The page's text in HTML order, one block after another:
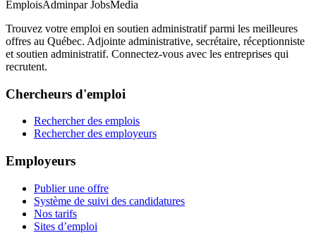
EmploisAdminpar JobsMedia
Trouvez votre emploi en soutien administratif parmi les meilleures
offres au Québec. Adjointe administrative, secrétaire, réceptionniste
et soutien administratif. Connectez-vous avec les entreprises qui
recrutent.
Chercheurs d'emploi
Rechercher des emplois
Rechercher des employeurs
Employeurs
Publier une offre
Système de suivi des candidatures
Nos tarifs
Sites d’emploi